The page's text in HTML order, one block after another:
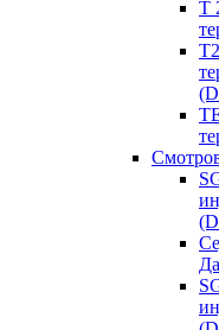
T